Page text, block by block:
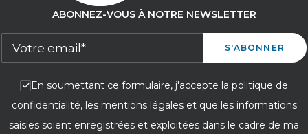
ABONNEZ-VOUS À NOTRE NEWSLETTER
En soumettant ce formulaire, j'accepte la politique de
confidentialité, les mentions légales et que les informations
saisies soient enregistrées et exploitées dans le cadre de ma